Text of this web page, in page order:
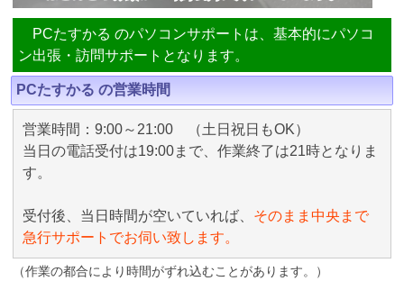
PCたすかる のパソコンサポートは、基本的にパソコ
ン出張・訪問サポートとなります。
PCたすかる の営業時間
営業時間：9:00～21:00 （土日祝日もOK）
当日の電話受付は19:00まで、作業終了は21時となりま
す。
受付後、当日時間が空いていれば、 そのまま中央まで
急行サポートでお伺い致します。
（作業の都合により時間がずれ込むことがあります。）